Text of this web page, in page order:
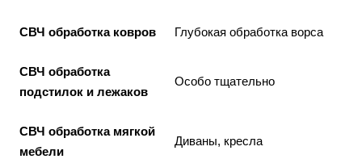
СВЧ обработка ковров Глубокая обработка ворса
СВЧ обработка
подстилок и лежаков
Особо тщательно
СВЧ обработка мягкой
мебели
Диваны, кресла